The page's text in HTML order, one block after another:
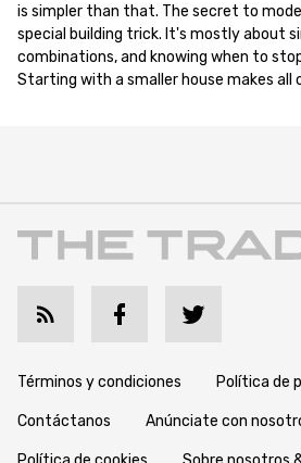
is simpler than that. The secret to
special building trick. It's mostly about
combinations, and knowing when to
Starting with a smaller house makes all
Términos y condiciones Política de
Contáctanos Anúnciate con